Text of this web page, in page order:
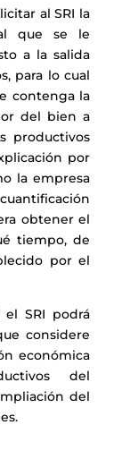
al SRI la
que se le
a la salida
para lo cual
contenga la
del bien a
productivos
por
la empresa
obtener el
tiempo, de
por el
SRI podrá
considere
económica
del
del